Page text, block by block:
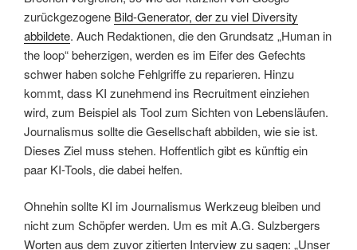
zurückgezogene Bild-Generator, der zu viel Diversity
abbildete. Auch Redaktionen, die den Grundsatz „Human in
the loop“ beherzigen, werden es im Eifer des Gefechts
schwer haben solche Fehlgriffe zu reparieren. Hinzu
kommt, dass KI zunehmend ins Recruitment einziehen
wird, zum Beispiel als Tool zum Sichten von Lebensläufen.
Journalismus sollte die Gesellschaft abbilden, wie sie ist.
Dieses Ziel muss stehen. Hoffentlich gibt es künftig ein
paar KI-Tools, die dabei helfen.
Ohnehin sollte KI im Journalismus Werkzeug bleiben und
nicht zum Schöpfer werden. Um es mit A.G. Sulzbergers
Worten aus dem zuvor zitierten Interview zu sagen: „Unser